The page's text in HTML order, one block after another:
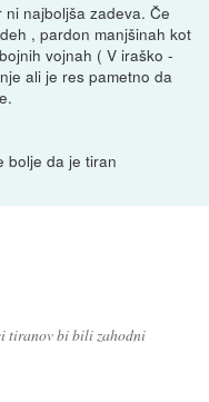
najboljša zadeva. Če
, pardon manjšinah kot
vojnah ( V iraško -
ali je res pametno da
bolje da je tiran
tiranov bi bili zahodni